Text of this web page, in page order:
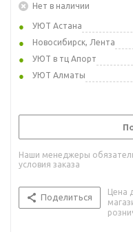
Нет в наличии
УЮТ Астана
Новосибирск, Лента
УЮТ в тц Апорт
УЮТ Алматы
Наши менеджеры
условия заказа
Поделиться
Цена